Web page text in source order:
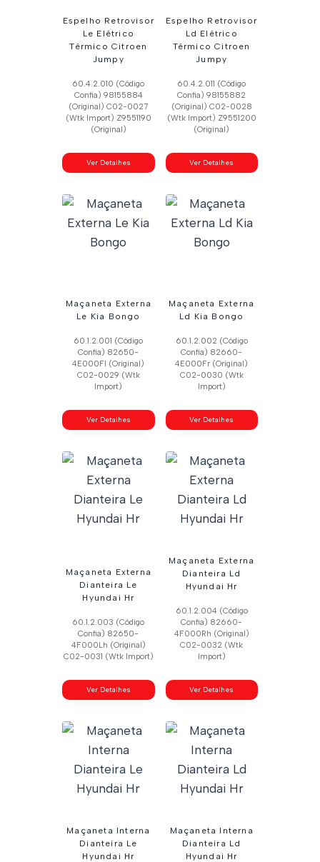
Espelho Retrovisor
Le Elétrico
Térmico Citroen
Jumpy
60.4.2.010 (Código
Confia) 98155884
(Original) C02-0027
(Wtk Import) Z9551190
(Original)
Ver Detalhes
Espelho Retrovisor
Ld Elétrico
Térmico Citroen
Jumpy
60.4.2.011 (Código
Confia) 98155882
(Original) C02-0028
(Wtk Import) Z9551200
(Original)
Ver Detalhes
Maçaneta Externa
Le Kia Bongo
60.1.2.001 (Código
Confia) 82650-
4E000Fl (Original)
C02-0029 (Wtk
Import)
Ver Detalhes
Maçaneta Externa
Ld Kia Bongo
60.1.2.002 (Código
Confia) 82660-
4E000Fr (Original)
C02-0030 (Wtk
Import)
Ver Detalhes
Maçaneta Externa
Dianteira Le
Hyundai Hr
60.1.2.003 (Código
Confia) 82650-
4F000Lh (Original)
C02-0031 (Wtk Import)
Ver Detalhes
Maçaneta Externa
Dianteira Ld
Hyundai Hr
60.1.2.004 (Código
Confia) 82660-
4F000Rh (Original)
C02-0032 (Wtk
Import)
Ver Detalhes
Maçaneta Interna
Dianteira Le
Hyundai Hr
Maçaneta Interna
Dianteira Ld
Hyundai Hr